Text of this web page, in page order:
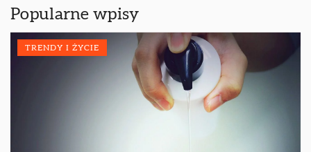
Popularne wpisy
TRENDY I ŻYCIE